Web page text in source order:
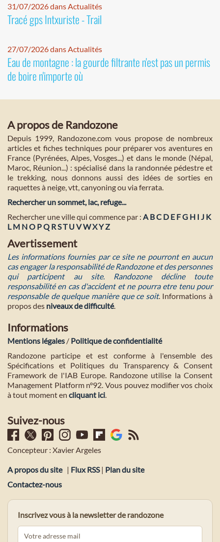
31/07/2026 dans Actualités
Tracé gps Intxuriste - Trail
27/07/2026 dans Actualités
Eau de montagne : la gourde filtrante n'est pas un permis
de boire n'importe où
A propos de Randozone
Depuis 1999, Randozone.com vous propose de nombreux
articles et fiches techniques pour préparer vos aventures en
France (Pyrénées, Alpes, Vosges...) et dans le monde (Népal,
Maroc, Réunion...) : spécialisé dans la randonnée pédestre et
le trekking, nous donnons aussi des idées de sorties en
raquettes à neige, vtt, canyoning ou via ferrata.
Rechercher un sommet, lac, refuge...
Rechercher une ville qui commence par : A BC D E FG H I J K
L M NO PQ RST U VWXYZ
Avertissement
Les informations fournies par ce site ne pourront en aucun
cas engager la responsabilité de Randozone et des personnes
qui participent au site. Randozone décline toute
responsabilité en cas d'accident et ne pourra etre tenu pour
responsable de quelque manière que ce soit. Informations à
propos des niveaux de difficulté.
Informations
Mentions légales / Politique de confidentialité
Randozone participe et est conforme à l'ensemble des
Spécifications et Politiques du Transparency & Consent
Framework de l'IAB Europe. Randozone utilise la Consent
Management Platform n°92. Vous pouvez modifier vos choix
à tout moment en cliquant ici.
Suivez-nous
Concepteur : Xavier Argeles
A propos du site | Flux RSS| Plan du site
Contactez-nous
Inscrivez vous à la newsletter de randozone